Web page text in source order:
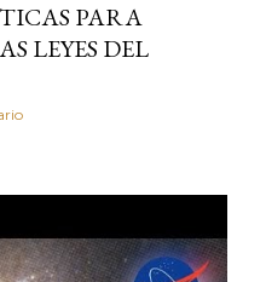
PARA
LEYES DEL